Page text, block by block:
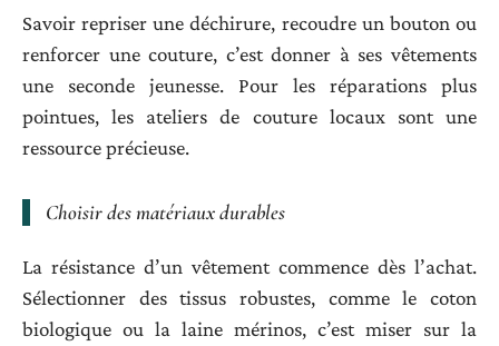
Savoir repriser une déchirure, recoudre un bouton ou
renforcer une couture, c’est donner à ses vêtements
une seconde jeunesse. Pour les réparations plus
pointues, les ateliers de couture locaux sont une
ressource précieuse.
Choisir des matériaux durables
La résistance d’un vêtement commence dès l’achat.
Sélectionner des tissus robustes, comme le coton
biologique ou la laine mérinos, c’est miser sur la